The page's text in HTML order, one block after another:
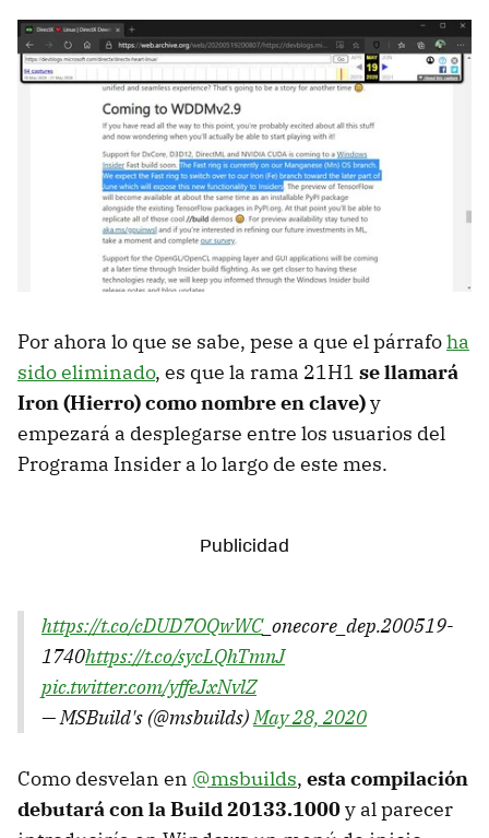
Por ahora lo que se sabe, pese a que el párrafoha
sido eliminado, es que la rama 21H1 se llamará
Iron (Hierro) como nombre en clave)y
empezará a desplegarse entre los usuarios del
Programa Insider a lo largo de este mes.
https://t.co/cDUD7OQwWC_onecore_dep.200519-
1740https://t.co/sycLQhTmnJ
pic.twitter.com/yffeJxNvlZ
— MSBuild's (@msbuilds)May 28, 2020
Como desvelan en @msbuilds, esta compilación
debutará con la Build 20133.1000y al parecer